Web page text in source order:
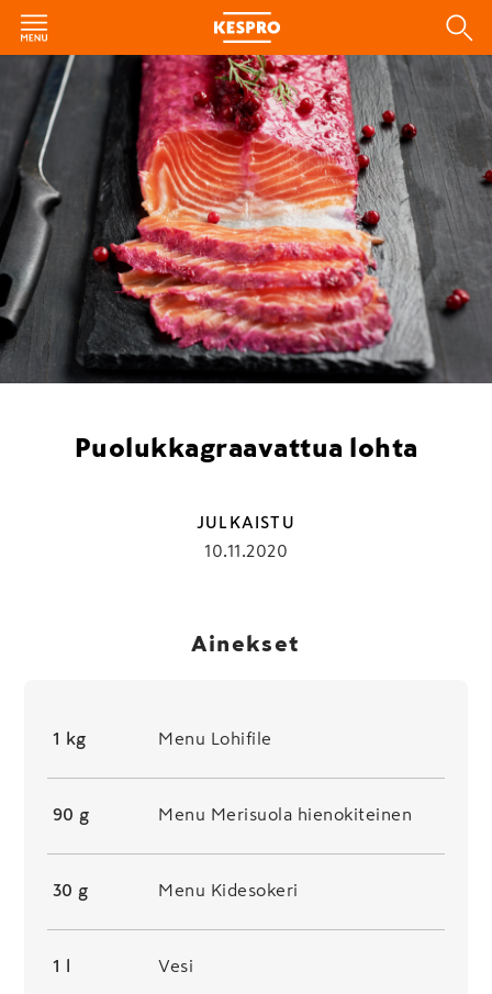
Puolukkagraavattua lohta
JULKAISTU
10.11.2020
Ainekset
1 kg Menu Lohifile
90 g Menu Merisuola hienokiteinen
30 g Menu Kidesokeri
1 l Vesi